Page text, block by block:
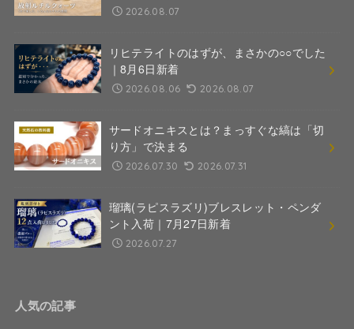
2026.08.07
リヒテライトのはずが、まさかの○○でした
｜8月6日新着
2026.08.06 2026.08.07
サードオニキスとは？まっすぐな縞は「切
り方」で決まる
2026.07.30 2026.07.31
瑠璃(ラピスラズリ)ブレスレット・ペンダ
ント入荷｜7月27日新着
2026.07.27
人気の記事